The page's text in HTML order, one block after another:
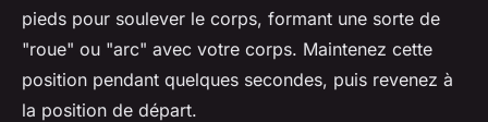
pieds pour soulever le corps, formant une sorte de
"roue" ou "arc" avec votre corps. Maintenez cette
position pendant quelques secondes, puis revenez à
la position de départ.